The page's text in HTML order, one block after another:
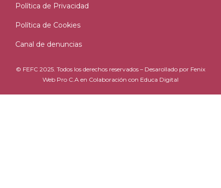
© FEFC 2025. Todos los derechos reservados – Desarollado por Fenix
Web Pro C.A en Colaboración con Educa Digital
Política de Privacidad
Política de Cookies
Canal de denuncias